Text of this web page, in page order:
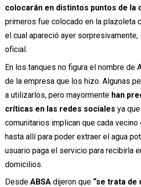
colocarán en distintos puntos de la
primeros fue colocado en la plazoleta
el cual apareció ayer sorpresivamente,
oficial.
En los tanques no figura el nombre de
de la empresa que los hizo. Algunas
a utilizarlos, pero mayormente han
críticas en las redes sociales ya
comunitarios implican que cada
hasta allí para poder extraer el agua
usuario paga el servicio para recibirla
domicilios.
Desde ABSA dijeron que “se trata de